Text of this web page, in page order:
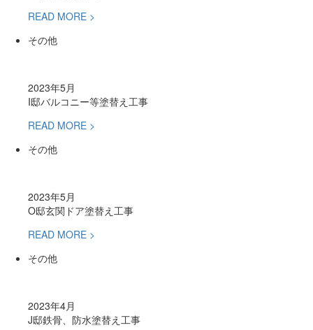
READ MORE >
その他
2023年5月
I邸バルコニー等塗替え工事
READ MORE >
その他
2023年5月
O邸玄関ドア塗替え工事
READ MORE >
その他
2023年4月
J邸鉄骨、防水塗替え工事